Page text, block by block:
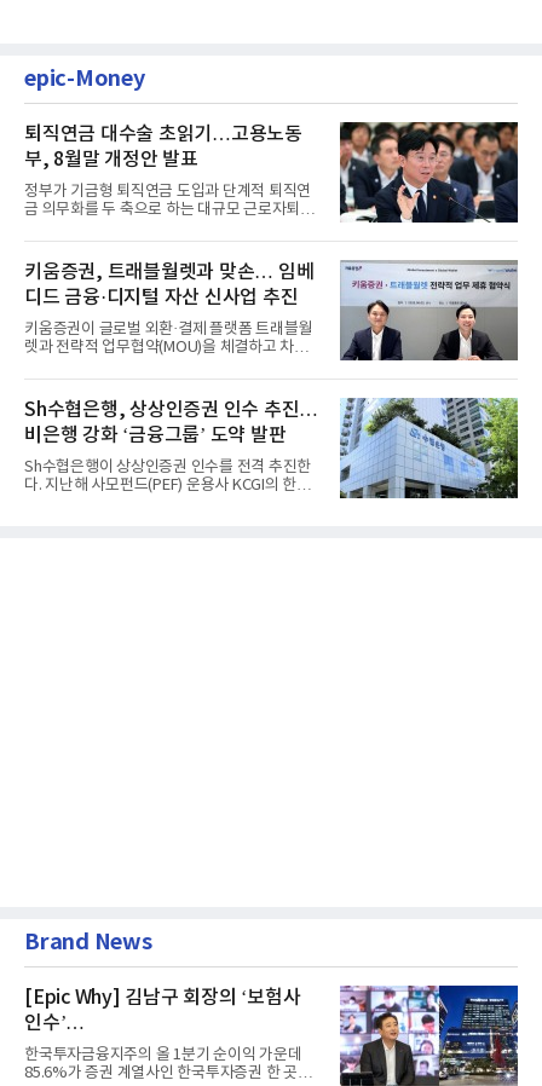
epic-Money
퇴직연금 대수술 초읽기…고용노동
부, 8월말 개정안 발표
정부가 기금형 퇴직연금 도입과 단계적 퇴직연
금 의무화를 두 축으로 하는 대규모 근로자퇴직
키움증권, 트래블월렛과 맞손… 임베
디드 금융·디지털 자산 신사업 추진
키움증권이 글로벌 외환·결제 플랫폼 트래블월
렛과 전략적 업무협약(MOU)을 체결하고 차세
Sh수협은행, 상상인증권 인수 추진…
비은행 강화 ‘금융그룹’ 도약 발판
Sh수협은행이 상상인증권 인수를 전격 추진한
다. 지난해 사모펀드(PEF) 운용사 KCGI의 한양
Brand News
[Epic Why] 김남구 회장의 ‘보험사
인수’
발걸음이 신중해진 배경은?
한국투자금융지주의 올 1분기 순이익 가운데
85.6%가 증권 계열사인 한국투자증권 한 곳에